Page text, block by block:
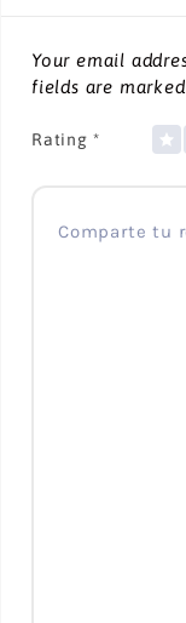
Your email
fields are marked
Rating *